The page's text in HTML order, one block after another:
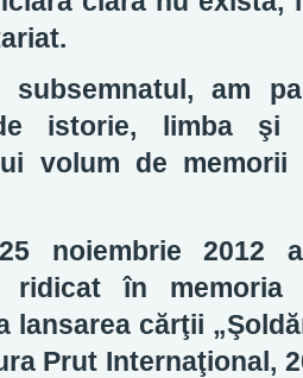
subsemnatul, am
istorie, limba şi
volum de
noiembrie 2012
ridicat în
lansarea cărţii
Prut Internaţional,